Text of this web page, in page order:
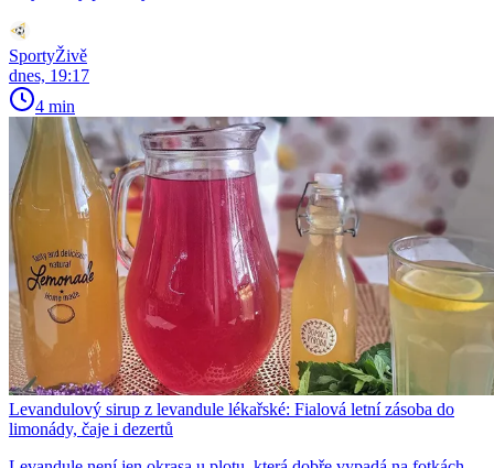
SportyŽivě
dnes, 19:17
4 min
Levandulový sirup z levandule lékařské: Fialová letní zásoba do
limonády, čaje i dezertů